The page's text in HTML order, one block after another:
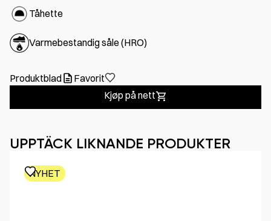
Tåhette
Varmebestandig såle (HRO)
Produktblad
Favorit
Kjøp på nett
UPPTÄCK LIKNANDE PRODUKTER
NYHET